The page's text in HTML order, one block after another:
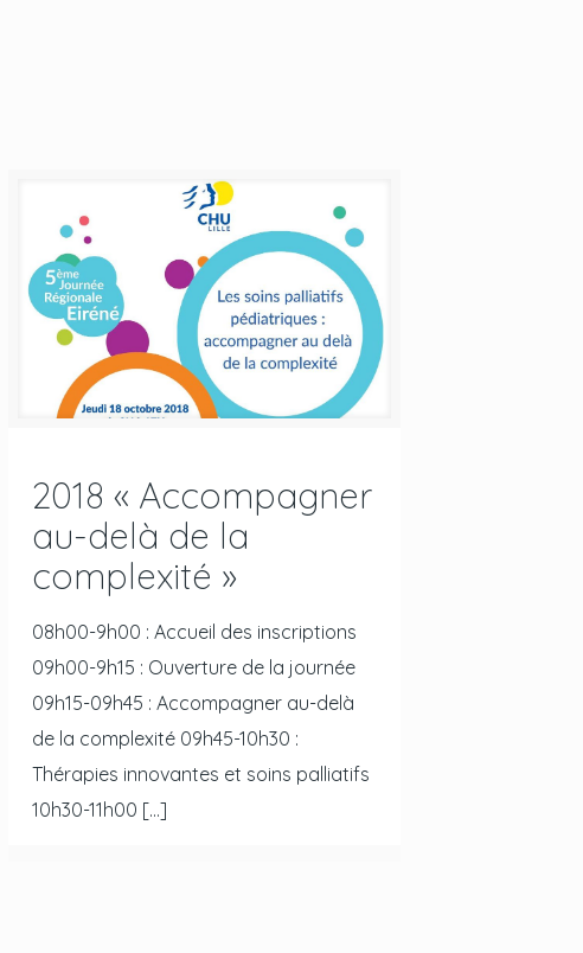
2018 « Accompagner
au-delà de la
complexité »
08h00-9h00 : Accueil des inscriptions
09h00-9h15 : Ouverture de la journée
09h15-09h45 : Accompagner au-delà
de la complexité 09h45-10h30 :
Thérapies innovantes et soins palliatifs
10h30-11h00 […]